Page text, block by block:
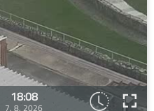
18:08
7. 8. 2026